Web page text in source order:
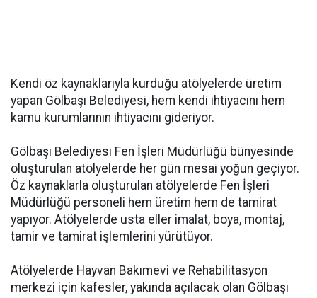
Kendi öz kaynaklarıyla kurduğu atölyelerde üretim
yapan Gölbaşı Belediyesi, hem kendi ihtiyacını hem
kamu kurumlarının ihtiyacını gideriyor.
Gölbaşı Belediyesi Fen İşleri Müdürlüğü bünyesinde
oluşturulan atölyelerde her gün mesai yoğun geçiyor.
Öz kaynaklarla oluşturulan atölyelerde Fen İşleri
Müdürlüğü personeli hem üretim hem de tamirat
yapıyor. Atölyelerde usta eller imalat, boya, montaj,
tamir ve tamirat işlemlerini yürütüyor.
Atölyelerde Hayvan Bakımevi ve Rehabilitasyon
merkezi için kafesler, yakında açılacak olan Gölbaşı